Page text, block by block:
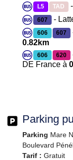
L5 TAD
607 -
606 607
0.82km
606 620
DE France à
Parking
Parking Mare
Boulevard
Tarif : Gratuit